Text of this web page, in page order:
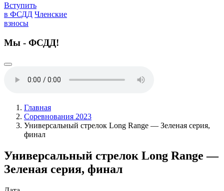
Вступить
в ФСДД Членские
взносы
Мы - ФСДД!
Главная
Соревнования 2023
Универсальный стрелок Long Range — Зеленая серия,
финал
Универсальный стрелок Long Range —
Зеленая серия, финал